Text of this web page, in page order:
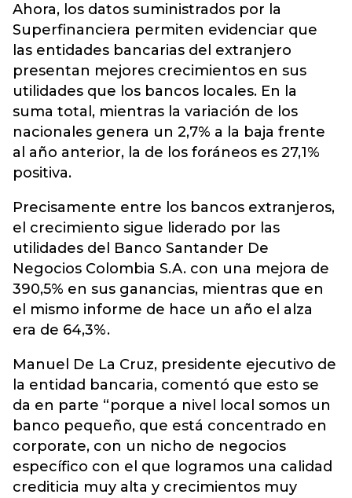
Ahora, los datos suministrados por la
Superfinanciera permiten evidenciar que
las entidades bancarias del extranjero
presentan mejores crecimientos en sus
utilidades que los bancos locales. En la
suma total, mientras la variación de los
nacionales genera un 2,7% a la baja frente
al año anterior, la de los foráneos es 27,1%
positiva.
Precisamente entre los bancos extranjeros,
el crecimiento sigue liderado por las
utilidades del Banco Santander De
Negocios Colombia S.A. con una mejora de
390,5% en sus ganancias, mientras que en
el mismo informe de hace un año el alza
era de 64,3%.
Manuel De La Cruz, presidente ejecutivo de
la entidad bancaria, comentó que esto se
da en parte “porque a nivel local somos un
banco pequeño, que está concentrado en
corporate, con un nicho de negocios
específico con el que logramos una calidad
crediticia muy alta y crecimientos muy